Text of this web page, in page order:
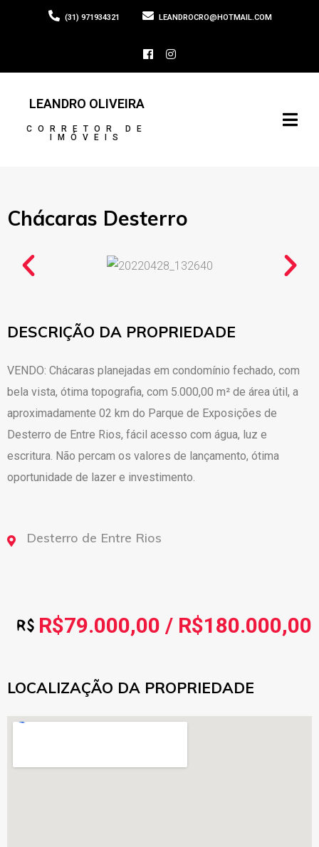
(31) 971934321 LEANDROCRO@HOTMAIL.COM
LEANDRO OLIVEIRA
CORRETOR DE
IMÓVEIS
Chácaras Desterro
DESCRIÇÃO DA PROPRIEDADE
VENDO: Chácaras planejadas em condomínio fechado, com
bela vista, ótima topografia, com 5.000,00 m² de área útil, a
aproximadamente 02 km do Parque de Exposições de
Desterro de Entre Rios, fácil acesso com água, luz e
escritura. Não percam os valores de lançamento, ótima
oportunidade de lazer e investimento.
Desterro de Entre Rios
R$79.000,00 / R$180.000,00
LOCALIZAÇÃO DA PROPRIEDADE